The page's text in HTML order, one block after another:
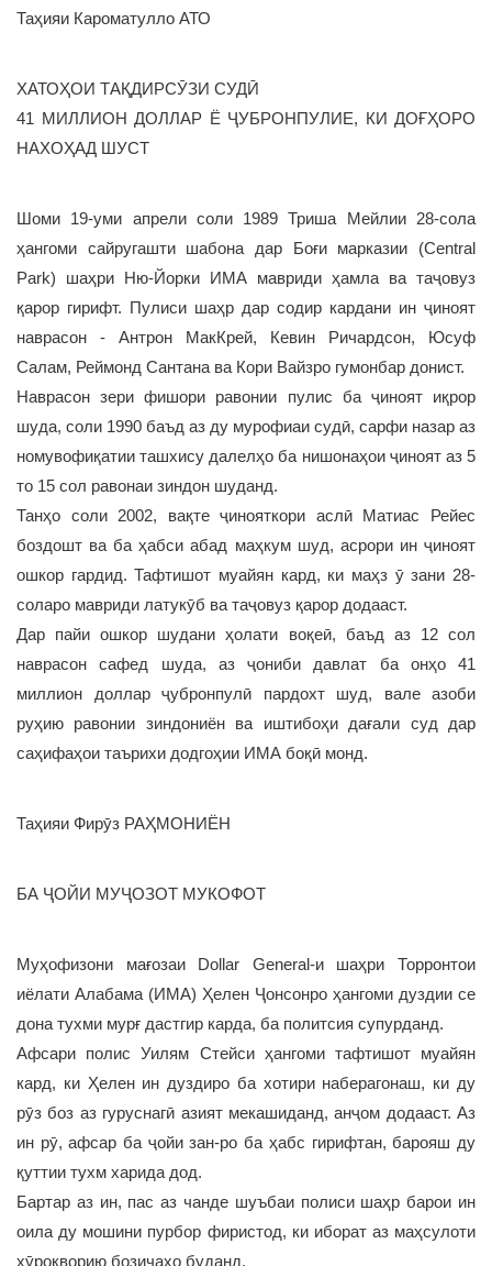
Таҳияи Кароматулло АТО
ХАТОҲОИ ТАҚДИРСӮЗИ СУДӢ
41 МИЛЛИОН ДОЛЛАР Ё ҶУБРОНПУЛИЕ, КИ ДОҒҲОРО
НАХОҲАД ШУСТ
Шоми 19-уми апрели соли 1989 Триша Мейлии 28-сола
ҳангоми сайругашти шабона дар Боғи марказии (Central
Park) шаҳри Ню-Йорки ИМА мавриди ҳамла ва таҷовуз
қарор гирифт. Пулиси шаҳр дар содир кардани ин ҷиноят
наврасон - Антрон МакКрей, Кевин Ричардсон, Юсуф
Салам, Реймонд Сантана ва Кори Вайзро гумонбар донист.
Наврасон зери фишори равонии пулис ба ҷиноят иқрор
шуда, соли 1990 баъд аз ду мурофиаи судӣ, сарфи назар аз
номувофиқатии ташхису далелҳо ба нишонаҳои ҷиноят аз 5
то 15 сол равонаи зиндон шуданд.
Танҳо соли 2002, вақте ҷинояткори аслӣ Матиас Рейес
боздошт ва ба ҳабси абад маҳкум шуд, асрори ин ҷиноят
ошкор гардид. Тафтишот муайян кард, ки маҳз ӯ зани 28-
соларо мавриди латукӯб ва таҷовуз қарор додааст.
Дар пайи ошкор шудани ҳолати воқеӣ, баъд аз 12 сол
наврасон сафед шуда, аз ҷониби давлат ба онҳо 41
миллион доллар ҷубронпулӣ пардохт шуд, вале азоби
руҳию равонии зиндониён ва иштибоҳи дағали суд дар
саҳифаҳои таърихи додгоҳии ИМА боқӣ монд.
Таҳияи Фирӯз РАҲМОНИЁН
БА ҶОЙИ МУҶОЗОТ МУКОФОТ
Муҳофизони мағозаи Dollar General-и шаҳри Торронтои
иёлати Алабама (ИМА) Ҳелен Ҷонсонро ҳангоми дуздии се
дона тухми мурғ дастгир карда, ба политсия супурданд.
Афсари полис Уилям Стейси ҳангоми тафтишот муайян
кард, ки Ҳелен ин дуздиро ба хотири наберагонаш, ки ду
рӯз боз аз гуруснагӣ азият мекашиданд, анҷом додааст. Аз
ин рӯ, афсар ба ҷойи зан-ро ба ҳабс гирифтан, барояш ду
қуттии тухм харида дод.
Бартар аз ин, пас аз чанде шуъбаи полиси шаҳр барои ин
оила ду мошини пурбор фиристод, ки иборат аз маҳсулоти
хӯрокворию бозичаҳо буданд.